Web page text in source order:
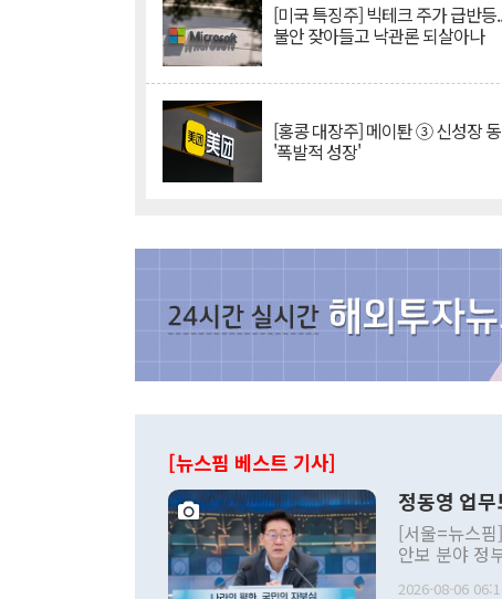
[미국 특징주] 빅테크 주가 급반등
불안 잦아들고 낙관론 되살아나
[홍콩 대장주] 메이퇀 ③ 신성장
'폭발적 성장'
[뉴스핌 베스트 기사]
정동영 업
[서울=뉴스
안보 분야 정
2026-08-06